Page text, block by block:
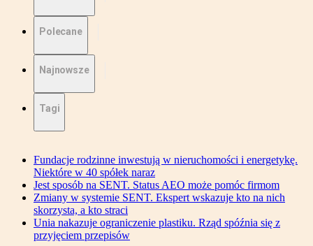
Polecane
Najnowsze
Tagi
Fundacje rodzinne inwestują w nieruchomości i energetykę.
Niektóre w 40 spółek naraz
Jest sposób na SENT. Status AEO może pomóc firmom
Zmiany w systemie SENT. Ekspert wskazuje kto na nich
skorzysta, a kto straci
Unia nakazuje ograniczenie plastiku. Rząd spóźnia się z
przyjęciem przepisów